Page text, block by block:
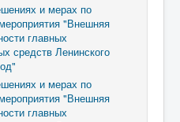
и мерах по
"Внешняя
главных
средств Ленинского
и мерах по
"Внешняя
главных